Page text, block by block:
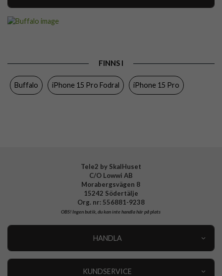
Kortfack, Löstagbart skal, MagSafe-
kompatibel
Färg
FINNS I
Buffalo iPhone 15 Pro Fodral iPhone 15 Pro
Tele2 by SkalHuset
C/O Lowwi AB
Morabergsvägen 8
15242 Södertälje
Org. nr: 556881-9238
OBS!Ingen butik, du kan inte handla här på plats
HANDLA
KUNDSERVICE